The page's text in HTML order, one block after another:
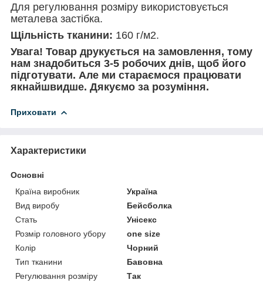
Для регулювання розміру використовується
металева застібка.
Щільність тканини: 160 г/м2.
Увага! Товар друкується на замовлення, тому
нам знадобиться 3-5 робочих днів, щоб його
підготувати. Але ми стараємося працювати
якнайшвидше. Дякуємо за розуміння.
Приховати
Характеристики
Основні
Країна виробник
Україна
Вид виробу
Бейсболка
Стать
Унісекс
Розмір головного убору
one size
Колір
Чорний
Тип тканини
Бавовна
Регулювання розміру
Так